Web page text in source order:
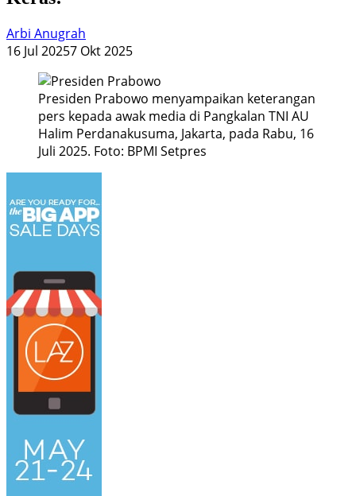
Arbi Anugrah
16 Jul 20257 Okt 2025
Presiden Prabowo menyampaikan keterangan
pers kepada awak media di Pangkalan TNI AU
Halim Perdanakusuma, Jakarta, pada Rabu, 16
Juli 2025. Foto: BPMI Setpres